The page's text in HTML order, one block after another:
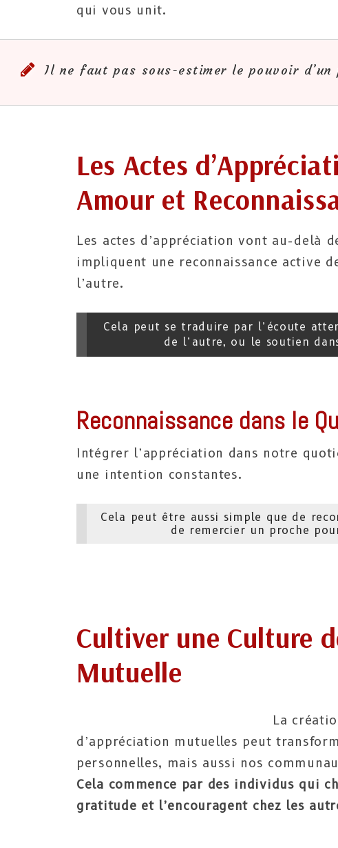
qui vous unit.
Il ne faut pas sous-estimer le pouvoir d’un
Les Actes
Amour et
Les actes d’appréciation vont au-delà
impliquent une reconnaissance active
l’autre.
Cela peut se traduire par l’écoute
de l’autre, ou le soutien
Reconnaissance dans le
Intégrer l’appréciation dans notre
une intention constantes.
Cela peut être aussi simple que de
de remercier un proche
Cultiver une Culture
Mutuelle
La
d’appréciation mutuelles peut
personnelles, mais aussi nos
Cela commence par des individus qui
gratitude et l’encouragent chez les